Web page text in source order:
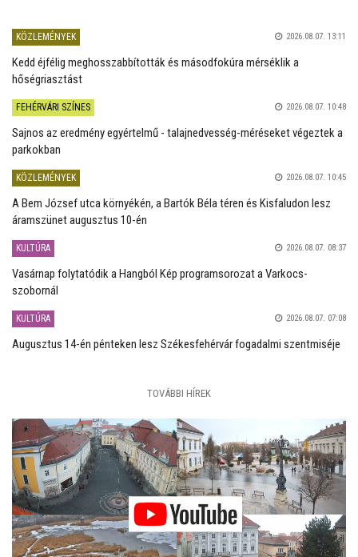
KÖZLEMÉNYEK 2026.08.07. 13:11
Kedd éjfélig meghosszabbították és másodfokúra mérséklik a
hőségriasztást
FEHÉRVÁRI SZÍNES 2026.08.07. 10:48
Sajnos az eredmény egyértelmű - talajnedvesség-méréseket végeztek a
parkokban
KÖZLEMÉNYEK 2026.08.07. 10:45
A Bem József utca környékén, a Bartók Béla téren és Kisfaludon lesz
áramszünet augusztus 10-én
KULTÚRA 2026.08.07. 08:37
Vasárnap folytatódik a Hangból Kép programsorozat a Varkocs-
szobornál
KULTÚRA 2026.08.07. 07:08
Augusztus 14-én pénteken lesz Székesfehérvár fogadalmi szentmiséje
TOVÁBBI HÍREK